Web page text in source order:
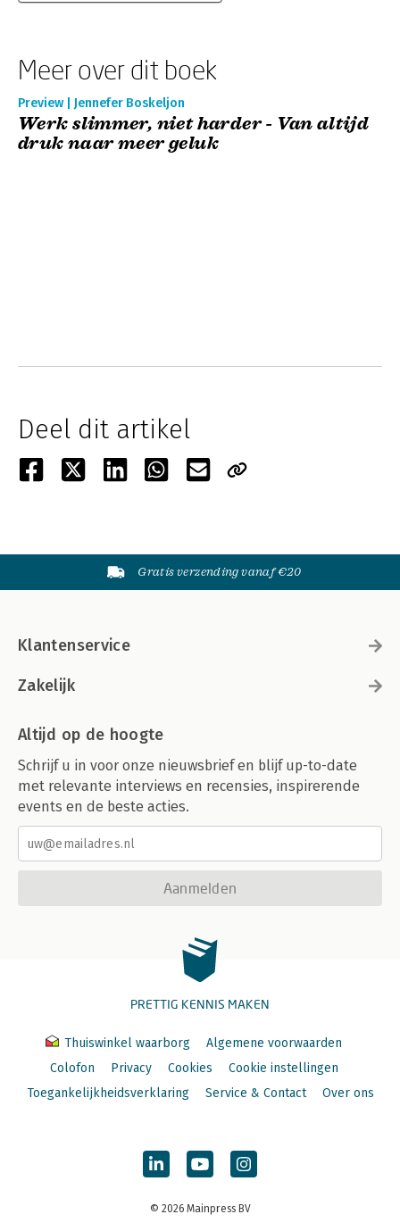
Meer over dit boek
Preview | Jennefer Boskeljon
Werk slimmer, niet harder - Van altijd
druk naar meer geluk
Deel dit artikel
Gratis verzending vanaf €20
Klantenservice
Zakelijk
Altijd op de hoogte
Schrijf u in voor onze nieuwsbrief en blijf up-to-date
met relevante interviews en recensies, inspirerende
events en de beste acties.
Aanmelden
PRETTIG KENNIS MAKEN
Thuiswinkel waarborg
Algemene voorwaarden
Colofon
Privacy Cookies
Cookie instellingen
Toegankelijkheidsverklaring
Service & Contact Over ons
© 2026 Mainpress BV